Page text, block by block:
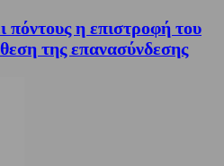
πόντους η επιστροφή του
της επανασύνδεσης